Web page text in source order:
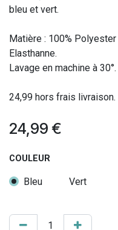
bleu et vert.
Matière : 100%
Elasthanne.
Lavage en machine à 30°.
24,99 hors frais livraison.
24,99 €
COULEUR
Bleu Vert